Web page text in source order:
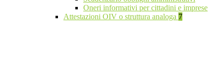
Oneri informativi per cittadini e imprese
Attestazioni OIV o struttura analoga 7